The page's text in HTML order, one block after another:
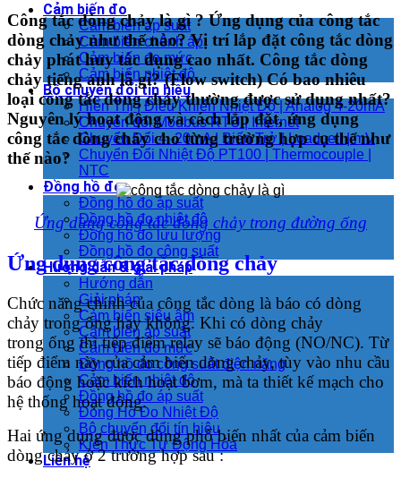
Cảm biến đo
Cảm biến áp suất
Cảm biến chênh áp
Cảm biến đo mức
Cảm biến nhiệt độ
Bộ chuyển đổi tín hiệu
Hiển Thị | Điều Khiển Nhiệt Độ | Analog 4-20mA
Chuyển đổi Modbus RTU | Internet
Chuyển Đổi 4 -20mA | Biến Trở | Loadcell | mV
Chuyển Đổi Nhiệt Độ PT100 | Thermocouple |
NTC
Đồng hồ đo
Đồng hồ đo áp suất
Đồng hồ đo nhiệt độ
Đồng hồ đo lưu lượng
Đồng hồ đo công suất
Hướng dẫn & giải pháp
Hướng dẫn
Giải pháp
Cảm biến siêu âm
Cảm biến áp suất
Cảm biến đo mức
Đồng hồ đo công suất điện năng
Cảm biến nhiệt độ
Đồng hồ đo áp suất
Đồng Hồ Đo Nhiệt Độ
Bộ chuyển đổi tín hiệu
Kiến Thức Tự Động Hóa
Liên hệ
Công tắc dòng chảy là gì ? Ứng dụng của công tắc
dòng chảy như thế nào? Vị trí lắp đặt công tắc dòng
chảy phát huy tác dụng cao nhất. Công tắc dòng
chảy tiếng anh là gì? (Flow switch) Có bao nhiêu
loại công tắc dòng chảy thường được sử dụng nhất?
Nguyên lý hoạt động và cách lắp đặt, ứng dụng
công tắc dòng chảy cho từng trường hợp cụ thể như
thế nào?
Ứng dụng công tắc dòng chảy trong đường ống
Ứng dụng công tắc dòng chảy
Chức năng chính của công tắc dòng là báo có dòng
chảy trong ống hay không. Khi có dòng chảy
trong ống thì tiếp điểm relay sẽ báo động (NO/NC). Từ
tiếp điểm này của cảm biến dòng chảy, tùy vào nhu cầu
báo động hoặc kích hoạt bơm, mà ta thiết kế mạch cho
hệ thống hoạt động.
Hai ứng dụng được dùng phổ biến nhất của cảm biến
dòng chảy ở 2 trường hợp sau :